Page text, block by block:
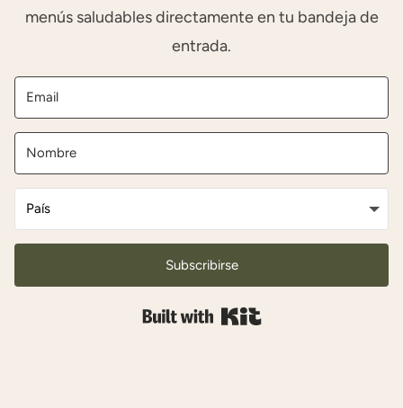
menús saludables directamente en tu bandeja de
entrada.
Subscribirse
Built with Kit